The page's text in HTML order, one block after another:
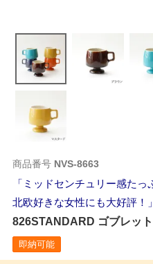
商品番号 NVS-8663
ミッドセンチュリー感たっ
北欧好きな女性にも大好評！
826STANDARD ゴブレッ
即納可能